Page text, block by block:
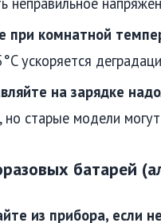
при комнатной
ускоряется
на зарядке
но старые модели могут
батарей
из прибора, если